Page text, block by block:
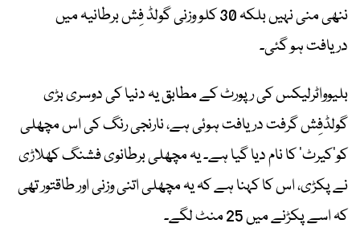
ننھی منی نہیں بلکہ 30 کلو وزنی گولڈ فِش برطانیہ میں
دریافت ہو گئی۔
بلیوواٹرلیکس کی رپورٹ کے مطابق یہ دنیا کی دوسری بڑی
گولڈفِش گرفت دریافت ہوئی ہے، نارنجی رنگ کی اس مچھلی
کو’کیرٹ‘ کا نام دیا گیا ہے۔ یہ مچھلی برطانوی فشنگ کھلاڑی
نے پکڑی، اس کا کہنا ہے کہ یہ مچھلی اتنی وزنی اور طاقتور تھی
کہ اسے پکڑنے میں 25 منٹ لگے۔